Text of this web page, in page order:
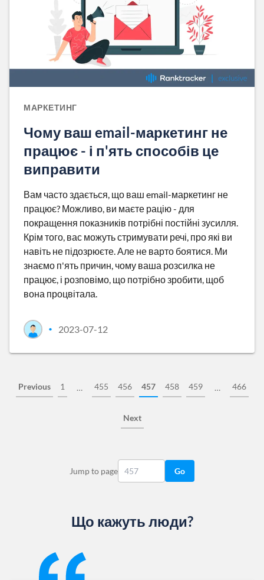
МАРКЕТИНГ
Чому ваш email-маркетинг не
працює - і п'ять способів це
виправити
Вам часто здається, що ваш email-маркетинг не
працює? Можливо, ви маєте рацію - для
покращення показників потрібні постійні зусилля.
Крім того, вас можуть стримувати речі, про які ви
навіть не підозрюєте. Але не варто боятися. Ми
знаємо п'ять причин, чому ваша розсилка не
працює, і розповімо, що потрібно зробити, щоб
вона процвітала.
• 2023-07-12
Previous 1 … 455 456 457 458 459 … 466
Next
Jump to page Go
Що кажуть люди?